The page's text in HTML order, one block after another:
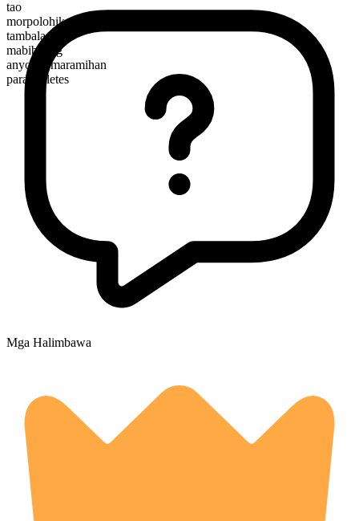
tao
morpolohikal na kayarian
tambalan
mabibilang
anyo ng maramihan
para athletes
Mga Halimbawa